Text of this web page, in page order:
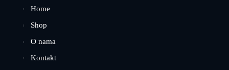
Home
Shop
O nama
Kontakt